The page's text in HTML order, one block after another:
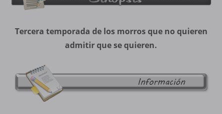
Tercera temporada de los morros que no quieren
admitir que se quieren.